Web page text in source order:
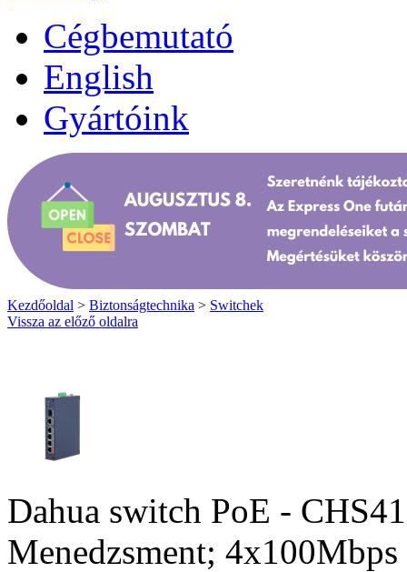
Cégbemutató
English
Gyártóink
Kezdőoldal > Biztonságtechnika > Switchek
Vissza az előző oldalra
Dahua switch PoE -
Menedzsment;